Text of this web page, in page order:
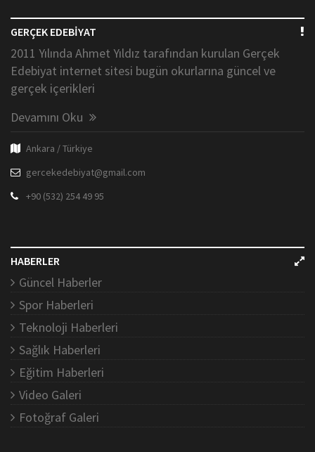
GERÇEK EDEBİYAT
2011 Yılında Ahmet Yıldız tarafından kurulan Gerçek
Edebiyat internet sitesi bugün okurlarına güncel ve
gerçek içerikleri
Devamını Oku
Ankara / Türkiye
gercekedebiyat@gmail.com
+90 (532) 254 49 95
HABERLER
Güncel Haberler
Spor Haberleri
Teknoloji Haberleri
Sağlık Haberleri
Eğitim Haberleri
Video Galeri
Fotoğraf Galeri